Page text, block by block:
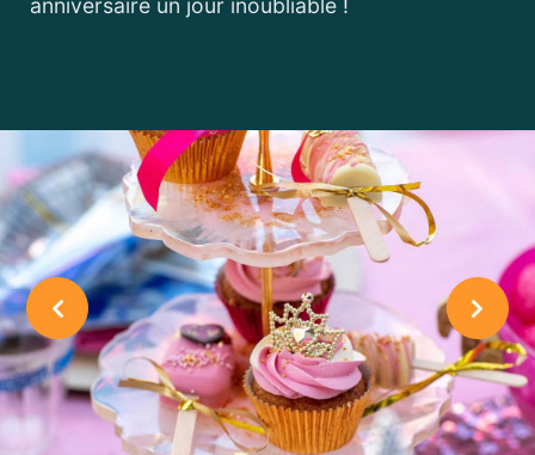
anniversaire un jour inoubliable !